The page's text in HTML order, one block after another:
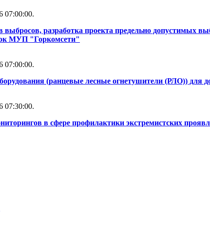
07:00:00.
выбросов, разработка проекта предельно допустимых
МУП "Горкомсети"
07:00:00.
(ранцевые лесные огнетушители (РЛО))
07:30:00.
в сфере профилактики экстремистских